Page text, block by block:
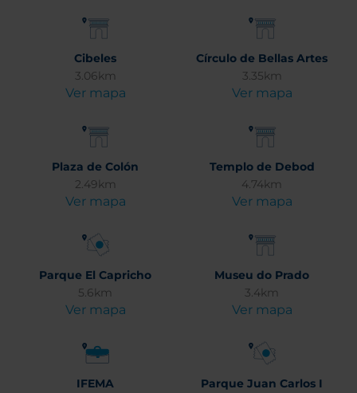
Cibeles
3.06km
Ver mapa
Círculo de Bellas Artes
3.35km
Ver mapa
Plaza de Colón
2.49km
Ver mapa
Templo de Debod
4.74km
Ver mapa
Parque El Capricho
5.6km
Ver mapa
Museu do Prado
3.4km
Ver mapa
IFEMA
Parque Juan Carlos I